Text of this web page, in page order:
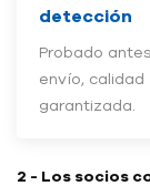
detección
Probado
envío, calidad
garantizada.
2 - Los socios